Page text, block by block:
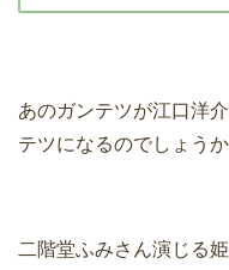
あのガンテツが江口洋
テツになるのでしょうか
二階堂ふみさん演じる